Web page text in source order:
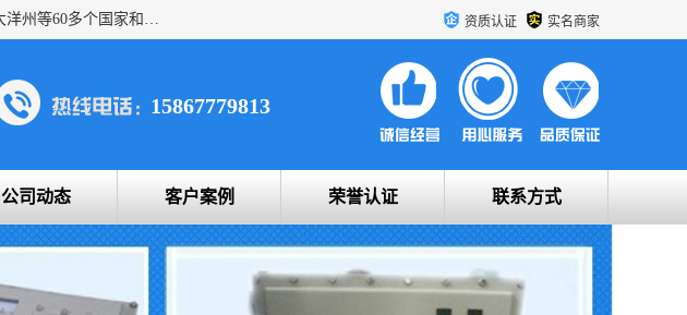
浙创防爆公司产品得到了 国内外广大用户的青眯，销售网络遍布全国各地及远销东南亚，非洲，中东，大洋州等60多个国家和地区，并初步建立起以中国大陆为总部的全球营销体系。 专业生产：防爆电气，BXMD系列防爆照明动力配电箱，BJX防爆接线箱，BKX防爆控制箱，防爆检修电源箱，防爆开关箱，不锈钢防爆箱，201/304/316不锈钢防爆配电箱系列， 防爆防腐系列，防爆防腐操作柱，防爆防腐控制箱 浙创防爆 资质认证 实名商家
15867779813
公司动态 客户案例 荣誉认证 联系方式